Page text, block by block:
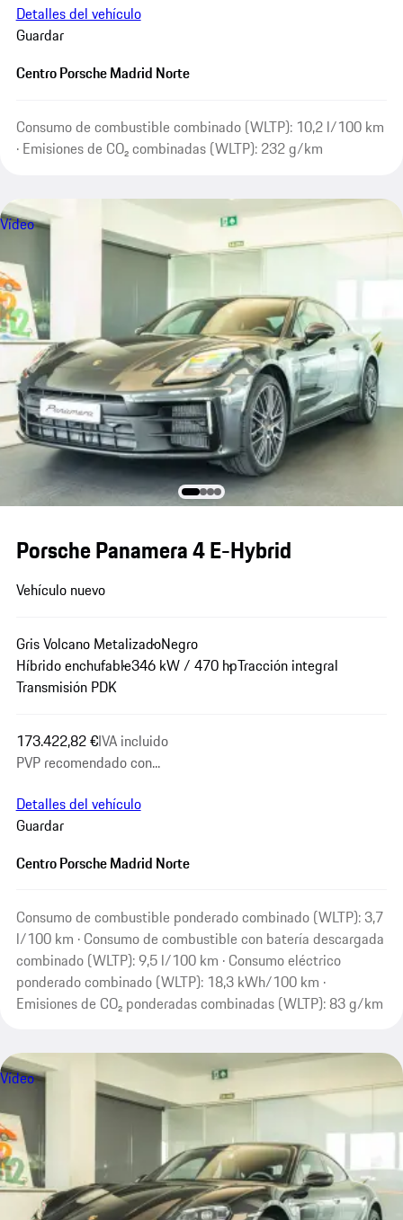
Detalles del vehículo
Guardar
Centro Porsche Madrid Norte
Consumo de combustible combinado (WLTP): 10,2 l/100 km
· Emisiones de CO₂ combinadas (WLTP): 232 g/km
Vídeo
Porsche Panamera 4 E-Hybrid
Vehículo nuevo
Gris Volcano MetalizadoNegro
Híbrido enchufable346 kW / 470 hpTracción integral
Transmisión PDK
173.422,82 €IVA incluido
PVP recomendado con...
Detalles del vehículo
Guardar
Centro Porsche Madrid Norte
Consumo de combustible ponderado combinado (WLTP): 3,7
l/100 km · Consumo de combustible con batería descargada
combinado (WLTP): 9,5 l/100 km · Consumo eléctrico
ponderado combinado (WLTP): 18,3 kWh/100 km ·
Emisiones de CO₂ ponderadas combinadas (WLTP): 83 g/km
Vídeo